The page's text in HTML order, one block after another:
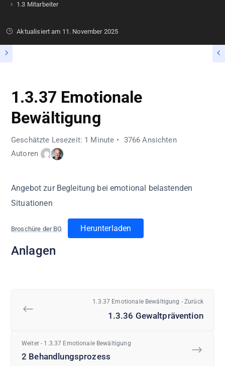
1.3 Mitarbeiter
Aktualisiert am 11. November 2025
1.3.37 Emotionale
Bewältigung
Geschätzte Lesezeit: 1 Minute
3766 Ansichten
Autoren
Angebot zur Begleitung bei emotional belastenden
Situationen
Broschüre der BG Herunterladen
Anlagen
1.3.37 Emotionale Bewältigung - Zurück
1.3.36 Gewaltprävention
Weiter - 1.3.37 Emotionale Bewältigung
2 Behandlungsprozess